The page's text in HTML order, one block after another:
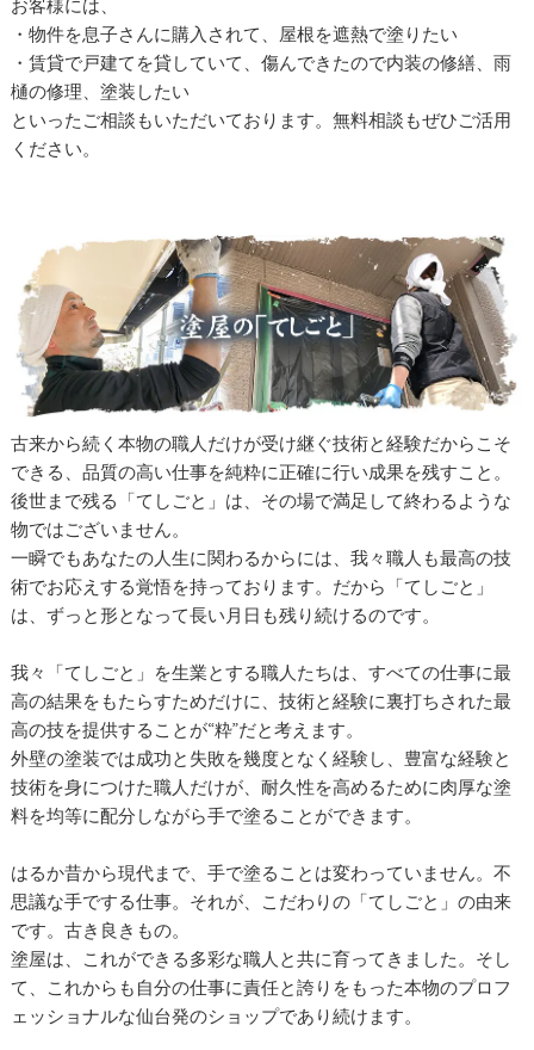
お客様には、
・物件を息子さんに購入されて、屋根を遮熱で塗りたい
・賃貸で戸建てを貸していて、傷んできたので内装の修繕、雨
樋の修理、塗装したい
といったご相談もいただいております。無料相談もぜひご活用
ください。
古来から続く本物の職人だけが受け継ぐ技術と経験だからこそ
できる、品質の高い仕事を純粋に正確に行い成果を残すこと。
後世まで残る「てしごと」は、その場で満足して終わるような
物ではございません。
一瞬でもあなたの人生に関わるからには、我々職人も最高の技
術でお応えする覚悟を持っております。だから「てしごと」
は、ずっと形となって長い月日も残り続けるのです。
我々「てしごと」を生業とする職人たちは、すべての仕事に最
高の結果をもたらすためだけに、技術と経験に裏打ちされた最
高の技を提供することが“粋”だと考えます。
外壁の塗装では成功と失敗を幾度となく経験し、豊富な経験と
技術を身につけた職人だけが、耐久性を高めるために肉厚な塗
料を均等に配分しながら手で塗ることができます。
はるか昔から現代まで、手で塗ることは変わっていません。不
思議な手でする仕事。それが、こだわりの「てしごと」の由来
です。古き良きもの。
塗屋は、これができる多彩な職人と共に育ってきました。そし
て、これからも自分の仕事に責任と誇りをもった本物のプロフ
ェッショナルな仙台発のショップであり続けます。